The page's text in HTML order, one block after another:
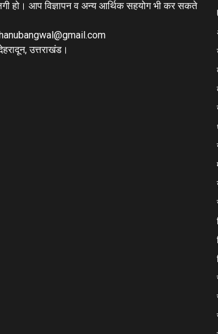
हो। आप विज्ञापन व अन्य आर्थिक सहयोग भी कर सकते
उत्तराखंड।